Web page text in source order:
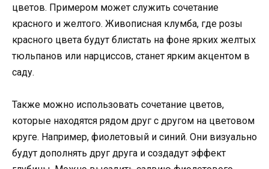
цветов. Примером может служить сочетание
красного и желтого. Живописная клумба, где розы
красного цвета будут блистать на фоне ярких желтых
тюльпанов или нарциссов, станет ярким акцентом в
саду.
Также можно использовать сочетание цветов,
которые находятся рядом друг с другом на цветовом
круге. Например, фиолетовый и синий. Они визуально
будут дополнять друг друга и создадут эффект